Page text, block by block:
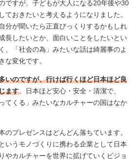
ですが、子どもが大人になる20年後や30
ておきたいと考えるようになりました。
分が聞いたら正直びっくりするかもしれ
長したいとか、面白いことをしたいとい
、「社会の為」みたいな話は綺麗事のよ
な変化です。
いのですが、行けば行くほど日本ほど良
ます。日本ほど安心・安全・清潔で、
てくる」みたいなカルチャーの国はなか
のプレゼンスはどんどん落ちています。
いうモノづくりに携わる企業として日本
やカルチャーを世界に拡げていくビジョ